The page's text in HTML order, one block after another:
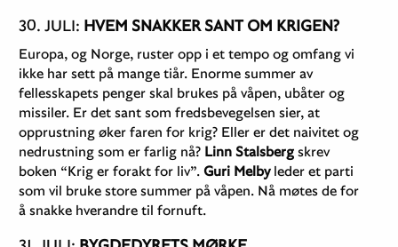
30. JULI: HVEM SNAKKER SANT OM KRIGEN?
Europa, og Norge, ruster opp i et tempo og omfang vi
ikke har sett på mange tiår. Enorme summer av
fellesskapets penger skal brukes på våpen, ubåter og
missiler. Er det sant som fredsbevegelsen sier, at
opprustning øker faren for krig? Eller er det naivitet og
nedrustning som er farlig nå? Linn Stalsberg skrev
boken “Krig er forakt for liv”.Guri Melbyleder et parti
som vil bruke store summer på våpen. Nå møtes de for
å snakke hverandre til fornuft.